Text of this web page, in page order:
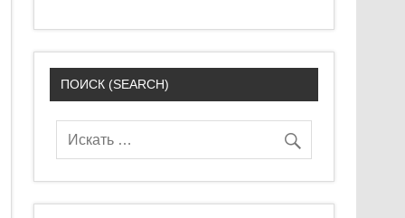
ПОИСК (SEARCH)